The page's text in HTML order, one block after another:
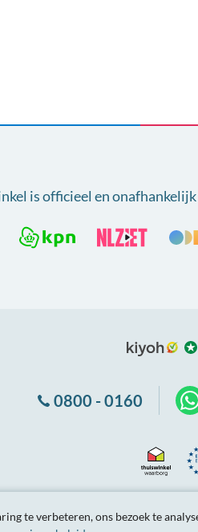
is officieel en
0800 - 0160
voorwaarden Privacybeleid
te verbeteren, ons bezoek te